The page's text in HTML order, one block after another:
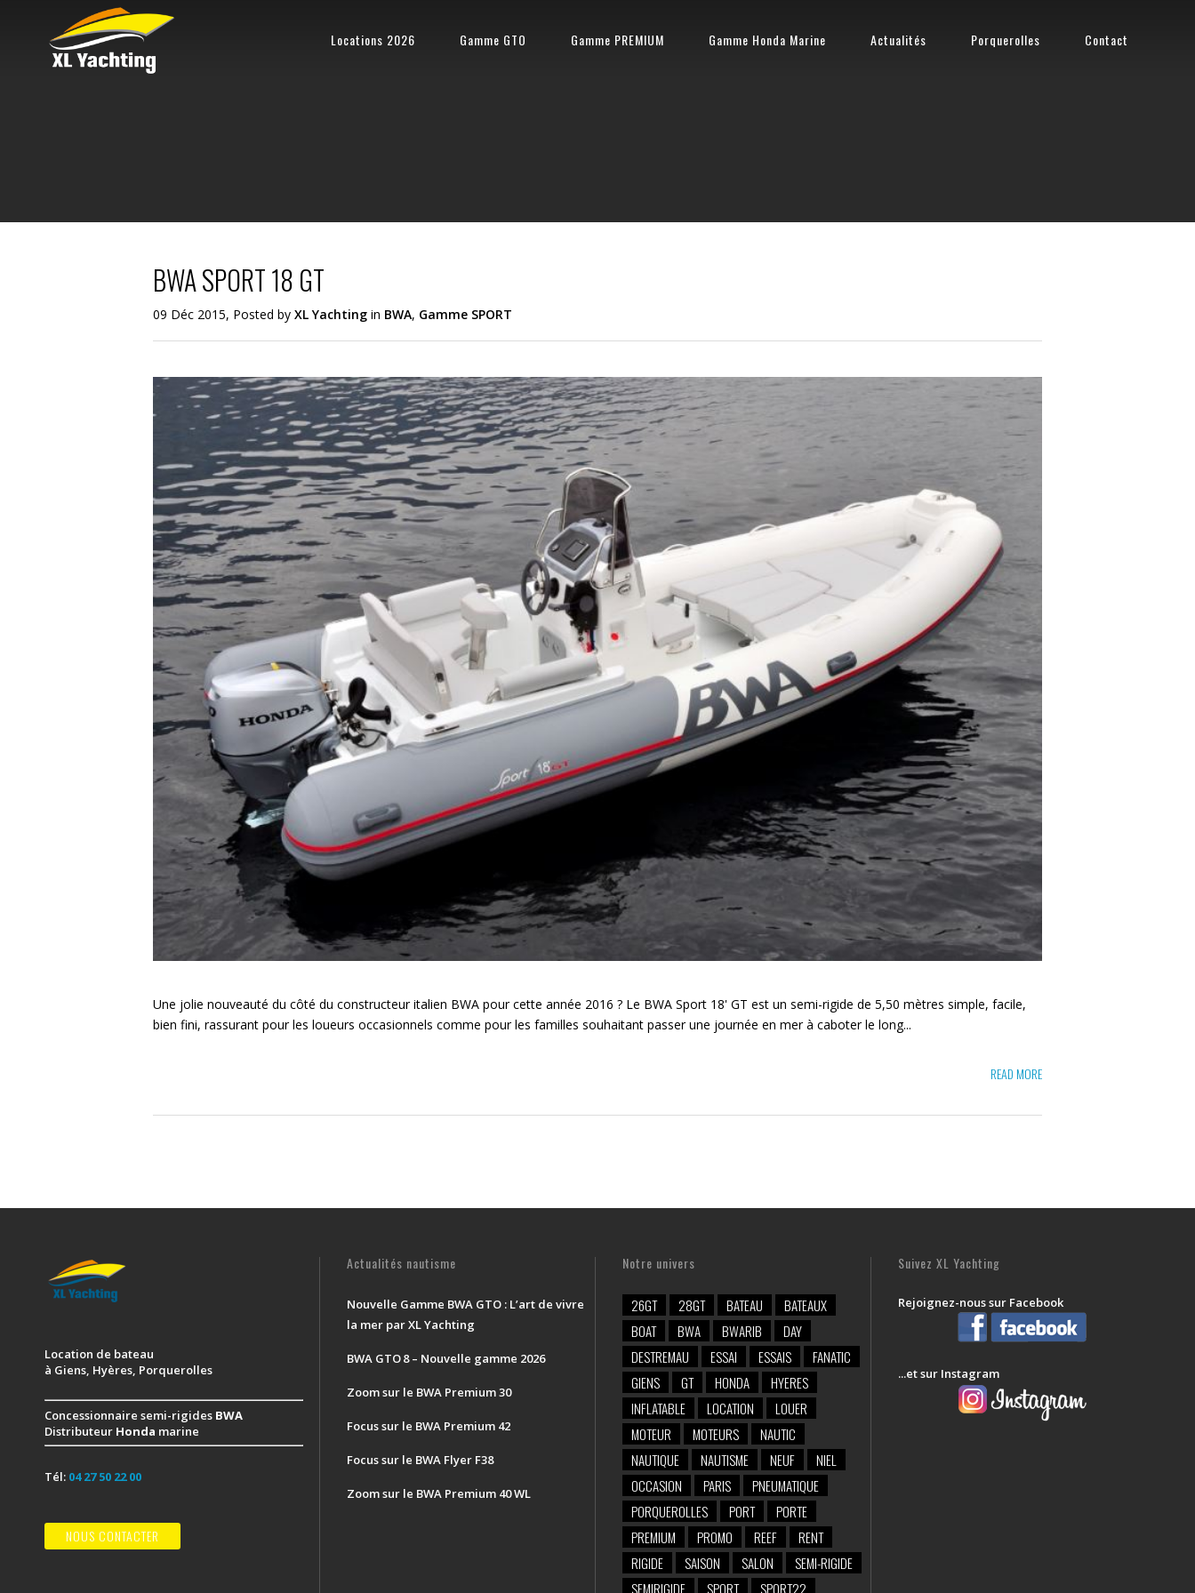
Locations 2026 Gamme GTO Gamme PREMIUM Gamme Honda Marine Actualités Porquerolles Contact
BWA SPORT 18 GT
09 Déc 2015, Posted by XL Yachting in BWA, Gamme SPORT
Une jolie nouveauté du côté du constructeur italien BWA pour cette année 2016 ? Le BWA Sport 18' GT est un semi-rigide de 5,50 mètres simple, facile,
bien fini, rassurant pour les loueurs occasionnels comme pour les familles souhaitant passer une journée en mer à caboter le long...
READ MORE
Location de bateau
à Giens, Hyères, Porquerolles
Concessionnaire semi-rigides BWA
Distributeur Honda marine
Tél: 04 27 50 22 00
NOUS CONTACTER
Actualités nautisme
Nouvelle Gamme BWA GTO : L’art de vivre
la mer par XL Yachting
BWA GTO 8 – Nouvelle gamme 2026
Zoom sur le BWA Premium 30
Focus sur le BWA Premium 42
Focus sur le BWA Flyer F38
Zoom sur le BWA Premium 40 WL
Notre univers
26GT 28GT BATEAU
BATEAUX
BOAT
BWA BWARIB
DAY
DESTREMAU
ESSAI ESSAIS
FANATIC
GIENS
GT HONDA
HYERES
INFLATABLE
LOCATION
LOUER
MOTEUR
MOTEURS
NAUTIC
NAUTIQUE
NAUTISME NEUF
NIEL
OCCASION
PARIS
PNEUMATIQUE
PORQUEROLLES
PORT
PORTE
PREMIUM
PROMO REEF
RENT
RIGIDE
SAISON SALON
SEMI-RIGIDE
SEMIRIGIDE
SPORT SPORT22
Suivez XL Yachting
Rejoignez-nous sur Facebook
...et sur Instagram